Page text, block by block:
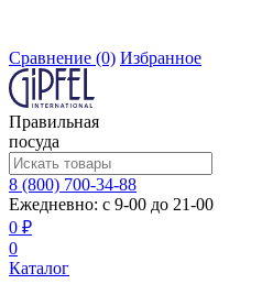
Сравнение (0) Избранное
Правильная
посуда
8 (800) 700-34-88
Ежедневно: с 9-00 до 21-00
0 ₽
0
Каталог